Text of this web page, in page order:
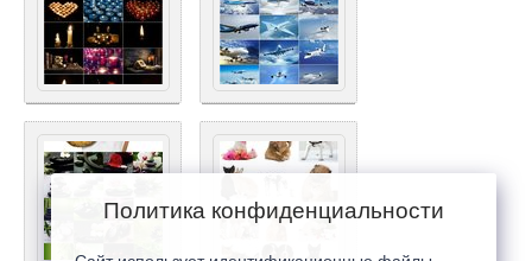
Политика конфиденциальности